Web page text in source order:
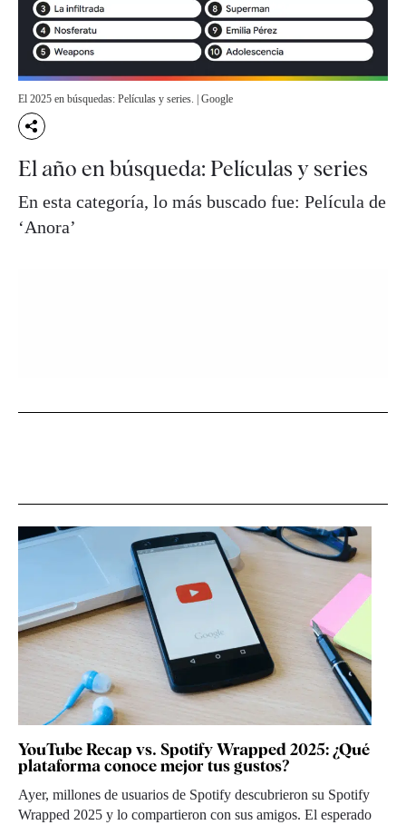
El 2025 en búsquedas: Películas y series. | Google
El año en búsqueda: Películas y series
En esta categoría, lo más buscado fue: Película de
‘Anora’
YouTube Recap vs. Spotify Wrapped 2025: ¿Qué
plataforma conoce mejor tus gustos?
Ayer, millones de usuarios de Spotify descubrieron su Spotify
Wrapped 2025 y lo compartieron con sus amigos. El esperado